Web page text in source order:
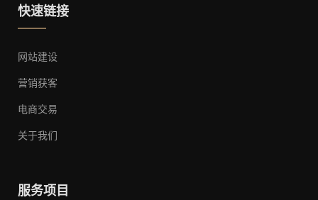
快速链接
网站建设
营销获客
电商交易
关于我们
服务项目